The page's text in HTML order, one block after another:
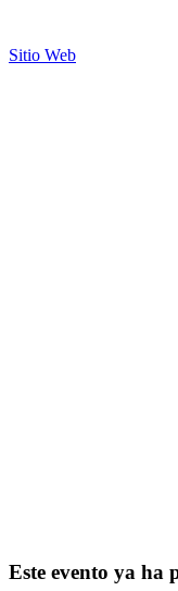
Sitio Web
Este evento ya ha